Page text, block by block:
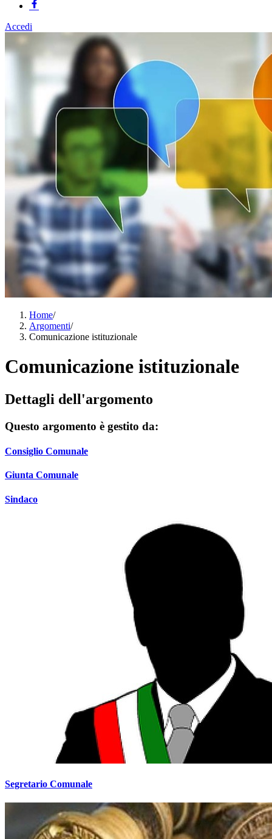
Accedi
Home/
Argomenti/
Comunicazione istituzionale
Comunicazione istituzionale
Dettagli dell'argomento
Questo argomento è gestito da:
Consiglio Comunale
Giunta Comunale
Sindaco
Segretario Comunale